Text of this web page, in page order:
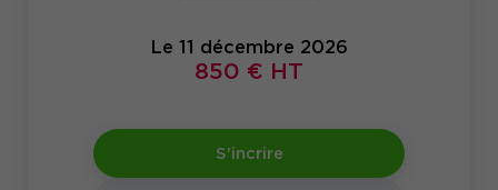
Le 11 décembre 2026
850 € HT
S'incrire